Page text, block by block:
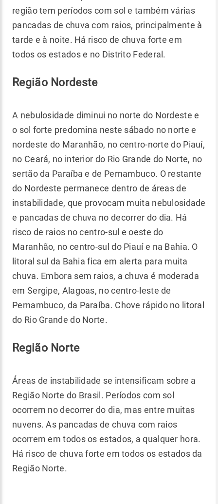
região tem períodos com sol e também várias
pancadas de chuva com raios, principalmente à
tarde e à noite. Há risco de chuva forte em
todos os estados e no Distrito Federal.
Região Nordeste
A nebulosidade diminui no norte do Nordeste e
o sol forte predomina neste sábado no norte e
nordeste do Maranhão, no centro-norte do Piauí,
no Ceará, no interior do Rio Grande do Norte, no
sertão da Paraíba e de Pernambuco. O restante
do Nordeste permanece dentro de áreas de
instabilidade, que provocam muita nebulosidade
e pancadas de chuva no decorrer do dia. Há
risco de raios no centro-sul e oeste do
Maranhão, no centro-sul do Piauí e na Bahia. O
litoral sul da Bahia fica em alerta para muita
chuva. Embora sem raios, a chuva é moderada
em Sergipe, Alagoas, no centro-leste de
Pernambuco, da Paraíba. Chove rápido no litoral
do Rio Grande do Norte.
Região Norte
Áreas de instabilidade se intensificam sobre a
Região Norte do Brasil. Períodos com sol
ocorrem no decorrer do dia, mas entre muitas
nuvens. As pancadas de chuva com raios
ocorrem em todos os estados, a qualquer hora.
Há risco de chuva forte em todos os estados da
Região Norte.